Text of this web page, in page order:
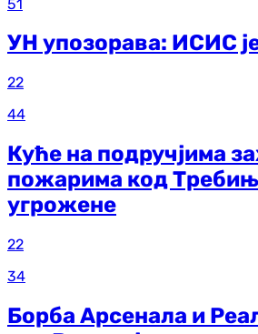
51
УН упозорава: ИСИС
22
44
Куће на подручјима
пожарима код
угрожене
22
34
Борба Арсенала и